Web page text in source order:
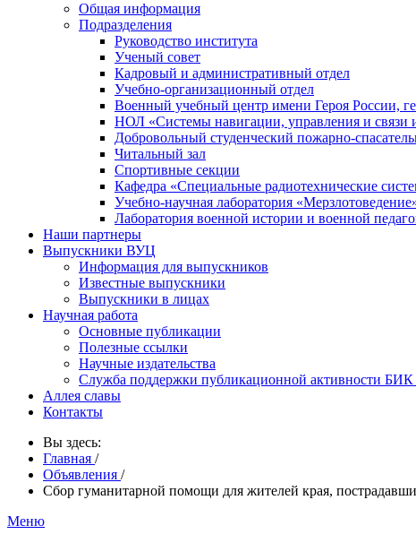
Общая информация
Подразделения
Руководство института
Ученый совет
Кадровый и административный отдел
Учебно-организационный отдел
Военный учебный центр имени Героя России,
НОЛ «Системы навигации, управления и связи
Добровольный студенческий пожарно-
Читальный зал
Спортивные секции
Кафедра «Специальные радиотехнические
Учебно-научная лаборатория
Лаборатория военной истории и военной
Наши партнеры
Выпускники ВУЦ
Информация для выпускников
Известные выпускники
Выпускники в лицах
Научная работа
Основные публикации
Полезные ссылки
Научные издательства
Служба поддержки публикационной активности
Аллея славы
Контакты
Вы здесь:
Главная /
Объявления /
Сбор гуманитарной помощи для жителей края,
Меню